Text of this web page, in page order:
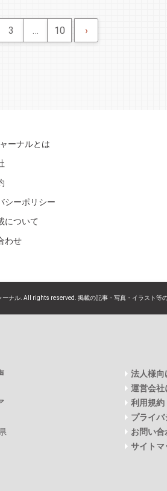
3 … 10 ›
ーナルとは
シーポリシー
について
わせ
ーナル. All rights reserved. 掲載の記事・写真・イラスト等
法人様向
運営会社
利用規約
プライ
お問い合
サイトマ